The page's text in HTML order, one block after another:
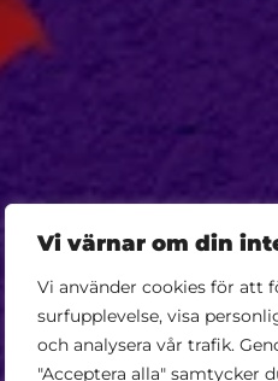
Vi värnar om din
Vi använder cookies för att
surfupplevelse, visa
och analysera vår trafik.
"Acceptera alla" samtycker
Köp